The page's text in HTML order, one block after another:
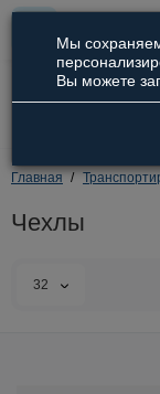
Главная
Чехлы
32
Мы
Вы можете